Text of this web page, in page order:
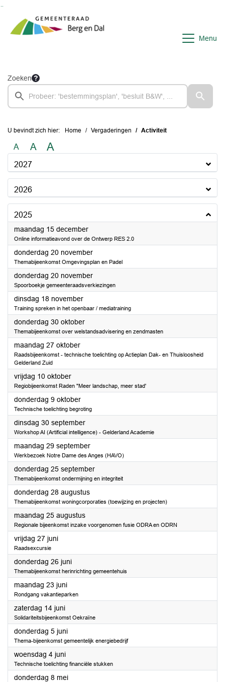
Menu
Zoeken
U bevindt zich hier: Home Vergaderingen Activiteit
A A A
2027
2026
2025
maandag 15 december2025
Online informatieavond over de Ontwerp RES 2.0
donderdag 20 november2025
Themabijeenkomst Omgevingsplan en Padel
donderdag 20 november2025
Spoorboekje gemeenteraadsverkiezingen
dinsdag 18 november2025
Training spreken in het openbaar / mediatraining
donderdag 30 oktober2025
Themabijeenkomst over welstandsadvisering en zendmasten
maandag 27 oktober2025
Raadsbijeenkomst - technische toelichting op Actieplan Dak- en Thuisloosheid
Gelderland Zuid
vrijdag 10 oktober2025
Regiobijeenkomst Raden "Meer landschap, meer stad'
donderdag 9 oktober2025
Technische toelichting begroting
dinsdag 30 september2025
Workshop AI (Artificial intelligence) - Gelderland Academie
maandag 29 september2025
Werkbezoek Notre Dame des Anges (HAVO)
donderdag 25 september2025
Themabijeenkomst ondermijning en integriteit
donderdag 28 augustus2025
Themabijeenkomst woningcorporaties (toewijzing en projecten)
maandag 25 augustus2025
Regionale bijeenkomst inzake voorgenomen fusie ODRA en ODRN
vrijdag 27 juni2025
Raadsexcursie
donderdag 26 juni2025
Themabijeenkomst herinrichting gemeentehuis
maandag 23 juni2025
Rondgang vakantieparken
zaterdag 14 juni2025
Solidariteitsbijeenkomst Oekraïne
donderdag 5 juni2025
Thema-bijeenkomst gemeentelijk energiebedrijf
woensdag 4 juni2025
Technische toelichting financiële stukken
donderdag 8 mei2025